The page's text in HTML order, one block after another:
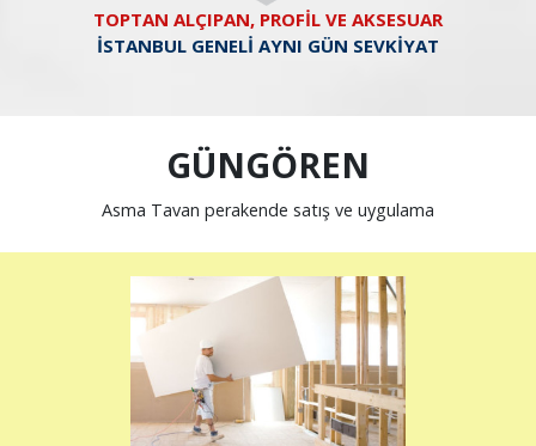
TOPTAN ALÇIPAN, PROFİL VE AKSESUAR
İSTANBUL GENELİ AYNI GÜN SEVKİYAT
GÜNGÖREN
Asma Tavan perakende satış ve uygulama